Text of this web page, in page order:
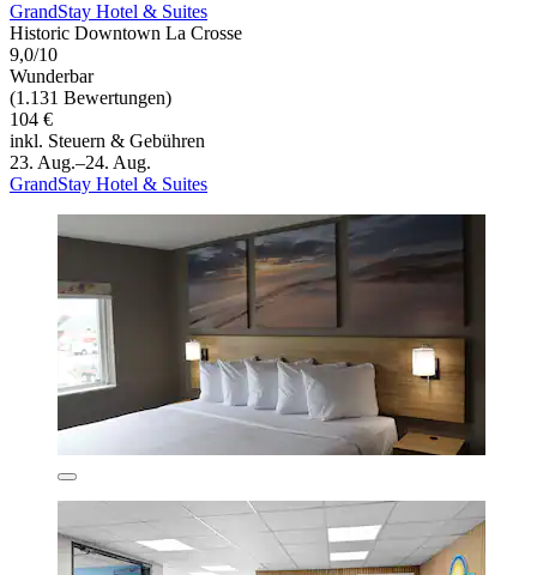
GrandStay Hotel & Suites
Historic Downtown La Crosse
9,0/10
Wunderbar
(1.131 Bewertungen)
104 €
inkl. Steuern & Gebühren
23. Aug.–24. Aug.
GrandStay Hotel & Suites